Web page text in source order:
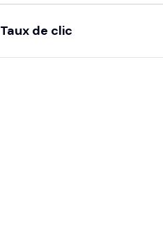
Taux de clic